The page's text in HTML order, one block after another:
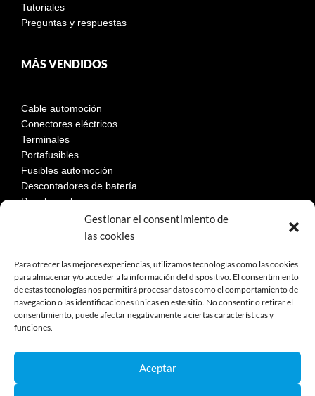
Gestionar el consentimiento de
las cookies
Para ofrecer las mejores experiencias, utilizamos tecnologías como las cookies
para almacenar y/o acceder a la información del dispositivo. El consentimiento
de estas tecnologías nos permitirá procesar datos como el comportamiento de
navegación o las identificaciones únicas en este sitio. No consentir o retirar el
consentimiento, puede afectar negativamente a ciertas características y
funciones.
Aceptar
Tutoriales
Preguntas y respuestas
MÁS VENDIDOS
Cable automoción
Conectores eléctricos
Terminales
Portafusibles
Fusibles automoción
Descontadores de batería
Paneles solares
Aviso Legal
Política de privacidad
Política de cookies
Términos y condiciones de compra
Reclamaciones y desestimiento